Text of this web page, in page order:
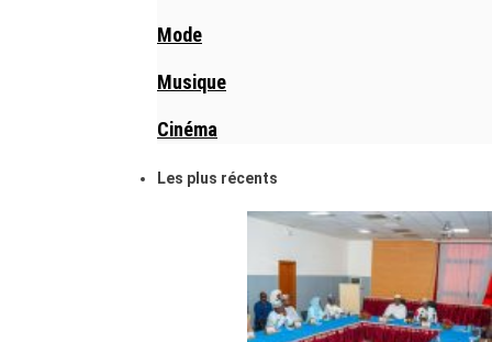
Mode
Musique
Cinéma
Les plus récents